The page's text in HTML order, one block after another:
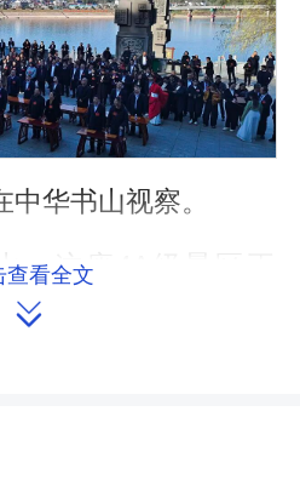
华书山视察。
，这座4A级景区正
是山”的独特意境诠
查看全文
